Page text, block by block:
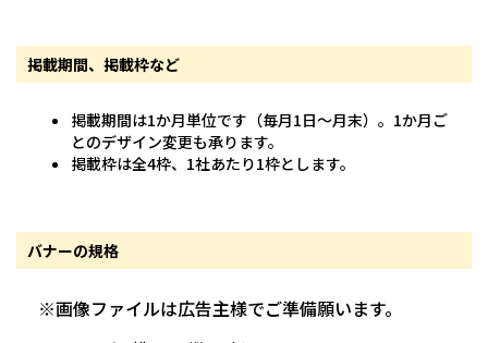
掲載期間、掲載枠など
掲載期間は1か月単位です（毎月1日～月末）。1か月ご
とのデザイン変更も承ります。
掲載枠は全4枠、1社あたり1枠とします。
バナーの規格
※画像ファイルは広告主様でご準備願います。